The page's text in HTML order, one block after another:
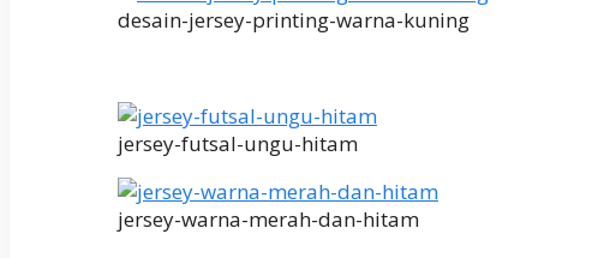
desain-jersey-printing-warna-kuning
jersey-futsal-ungu-hitam
jersey-warna-merah-dan-hitam